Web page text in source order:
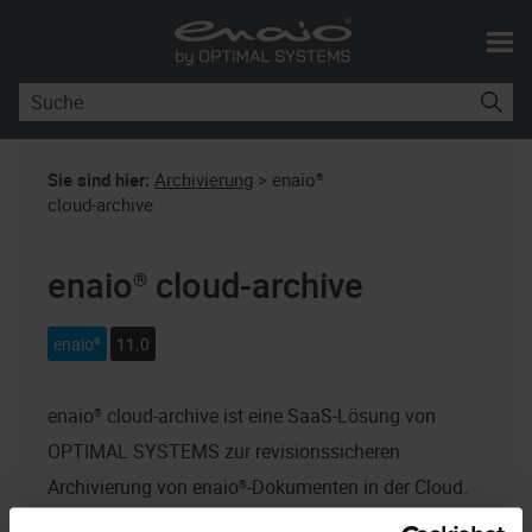
Skip To Main Content
Sie sind hier: Archivierung > enaio®
cloud-archive
enaio® cloud-archive
enaio® 11.0
enaio® cloud-archive ist eine SaaS-Lösung von
OPTIMAL SYSTEMS zur revisionssicheren
Archivierung von enaio®-Dokumenten in der Cloud.